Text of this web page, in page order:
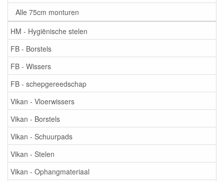
Alle 75cm monturen
HM - Hygiënische stelen
FB - Borstels
FB - Wissers
FB - schepgereedschap
Vikan - Vloerwissers
Vikan - Borstels
Vikan - Schuurpads
Vikan - Stelen
Vikan - Ophangmateriaal